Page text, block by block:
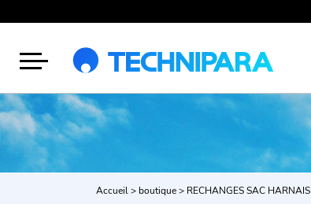
Accueil>boutique> RECHANGES SAC HARNAIS